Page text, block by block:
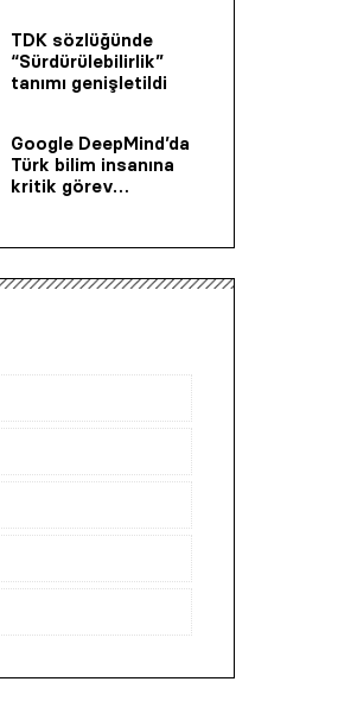
TDK sözlüğünde
“Sürdürülebilirlik”
tanımı genişletildi
Google DeepMind’da
Türk bilim insanına
kritik görev…